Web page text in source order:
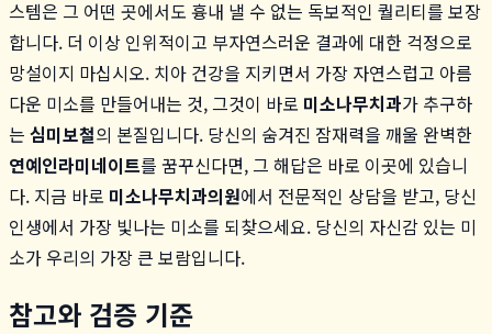
스템은 그 어떤 곳에서도 흉내 낼 수 없는 독보적인 퀄리티를 보장
합니다. 더 이상 인위적이고 부자연스러운 결과에 대한 걱정으로
망설이지 마십시오. 치아 건강을 지키면서 가장 자연스럽고 아름
다운 미소를 만들어내는 것, 그것이 바로 미소나무치과가 추구하
는 심미보철의 본질입니다. 당신의 숨겨진 잠재력을 깨울 완벽한
연예인라미네이트를 꿈꾸신다면, 그 해답은 바로 이곳에 있습니
다. 지금 바로 미소나무치과의원에서 전문적인 상담을 받고, 당신
인생에서 가장 빛나는 미소를 되찾으세요. 당신의 자신감 있는 미
소가 우리의 가장 큰 보람입니다.
참고와 검증 기준